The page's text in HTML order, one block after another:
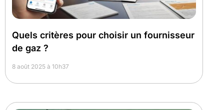
Quels critères pour choisir un fournisseur
de gaz ?
8 août 2025 à 10h37